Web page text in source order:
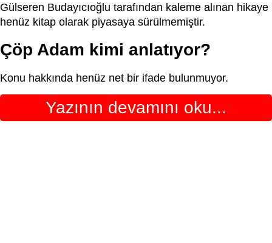
Gülseren Budayıcıoğlu tarafından kaleme alınan hikaye
henüz kitap olarak piyasaya sürülmemiştir.
Çöp Adam kimi anlatıyor?
Konu hakkında henüz net bir ifade bulunmuyor.
Yazının devamını oku...